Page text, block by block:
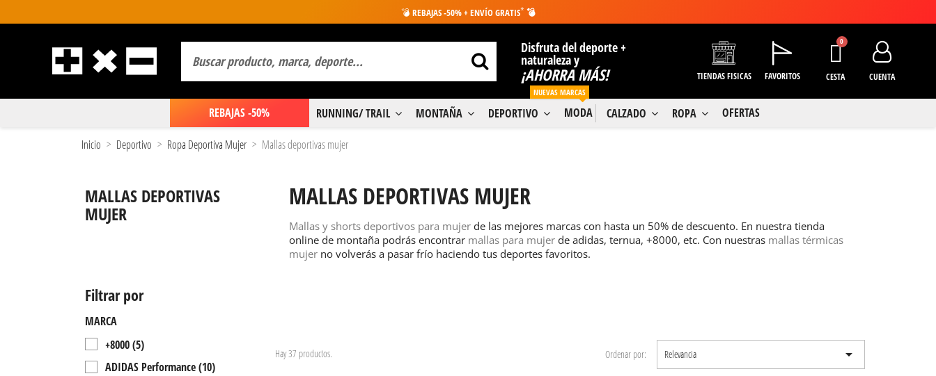
💣 REBAJAS -50% + ENVÍO GRATIS* 💣
Disfruta del deporte +
naturaleza y
¡AHORRA MÁS! TIENDAS FISICAS FAVORITOS CESTA CUENTA
REBAJAS -50% RUNNING/ TRAIL MONTAÑA DEPORTIVO MODA
NUEVAS MARCAS
CALZADO ROPA OFERTAS
Inicio Deportivo Ropa Deportiva Mujer Mallas deportivas mujer
MALLAS DEPORTIVAS
MUJER
Filtrar por
MARCA
+8000(5)
ADIDAS Performance(10)
MALLAS DEPORTIVAS MUJER
Mallas y shorts deportivos para mujer de las mejores marcas con hasta un 50% de descuento. En nuestra tienda
online de montaña podrás encontrar mallas para mujer de adidas, ternua, +8000, etc. Con nuestras mallas térmicas
mujer no volverás a pasar frío haciendo tus deportes favoritos.
Hay 37 productos. Ordenar por: Relevancia 